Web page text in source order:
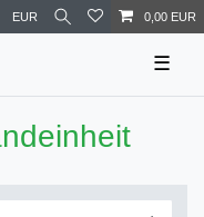
EUR 0,00 EUR
☰